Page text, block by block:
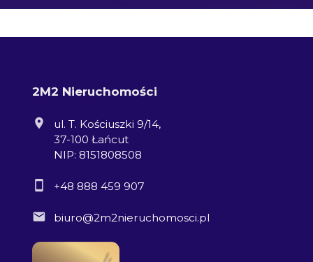
2M2 Nieruchomości
ul. T. Kościuszki 9/14,
37-100 Łańcut
NIP: 8151808508
+48 888 459 907
biuro@2m2nieruchomosci.pl